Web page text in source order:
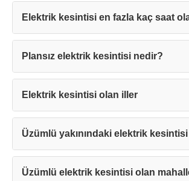
Elektrik kesintisi en fazla kaç saat
Plansız elektrik kesintisi nedir?
Elektrik kesintisi olan iller
Üzümlü yakınındaki elektrik
Üzümlü elektrik kesintisi olan
sürede sizinle iletişime
Kapat